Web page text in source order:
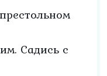
Садись с